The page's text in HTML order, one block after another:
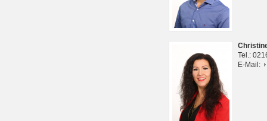
Tel.:
E-Mail: